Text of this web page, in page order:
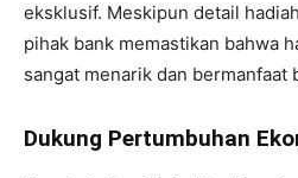
eksklusif. Meskipun detail
pihak bank memastikan bahwa
sangat menarik dan bermanfaat
Dukung Pertumbuhan